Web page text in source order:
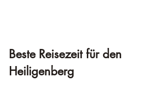
Beste Reisezeit für den
Heiligenberg